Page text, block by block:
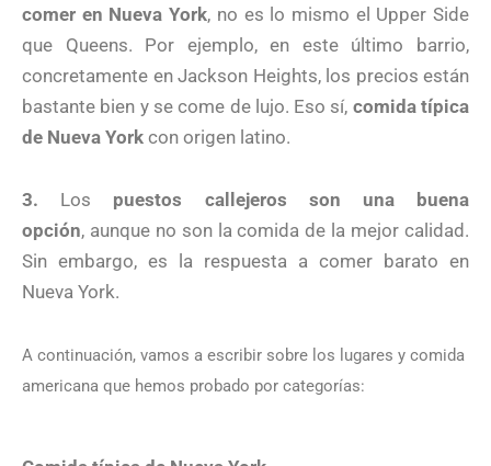
comer en Nueva York, no es lo mismo el Upper Side
que Queens. Por ejemplo, en este último barrio,
concretamente en Jackson Heights, los precios están
bastante bien y se come de lujo. Eso sí, comida típica
de Nueva York con origen latino.
3. Los puestos callejeros son una buena
opción, aunque no son la comida de la mejor calidad.
Sin embargo, es la respuesta a comer barato en
Nueva York.
A continuación, vamos a escribir sobre los lugares y comida
americana que hemos probado por categorías: